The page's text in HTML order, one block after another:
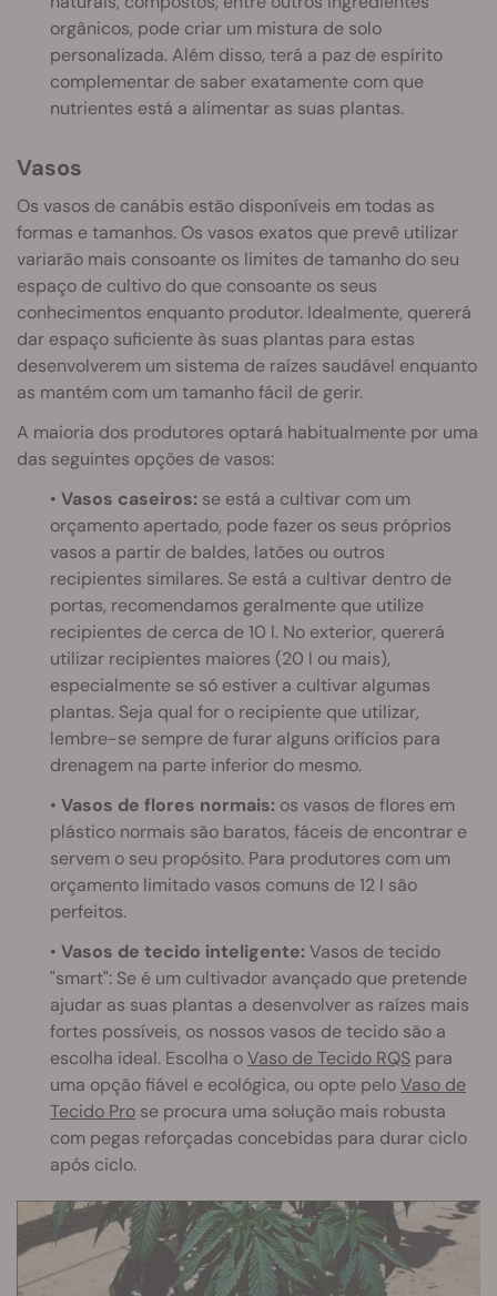
orgânicos, pode criar um mistura de solo
personalizada. Além disso, terá a paz de espírito
complementar de saber exatamente com que
nutrientes está a alimentar as suas plantas.
Vasos
Os vasos de canábis estão disponíveis em todas as
formas e tamanhos. Os vasos exatos que prevê utilizar
variarão mais consoante os limites de tamanho do seu
espaço de cultivo do que consoante os seus
conhecimentos enquanto produtor. Idealmente, quererá
dar espaço suficiente às suas plantas para estas
desenvolverem um sistema de raízes saudável enquanto
as mantém com um tamanho fácil de gerir.
A maioria dos produtores optará habitualmente por uma
das seguintes opções de vasos:
• Vasos caseiros: se está a cultivar com um
orçamento apertado, pode fazer os seus próprios
vasos a partir de baldes, latões ou outros
recipientes similares. Se está a cultivar dentro de
portas, recomendamos geralmente que utilize
recipientes de cerca de 10 l. No exterior, quererá
utilizar recipientes maiores (20 l ou mais),
especialmente se só estiver a cultivar algumas
plantas. Seja qual for o recipiente que utilizar,
lembre-se sempre de furar alguns orifícios para
drenagem na parte inferior do mesmo.
• Vasos de flores normais: os vasos de flores em
plástico normais são baratos, fáceis de encontrar e
servem o seu propósito. Para produtores com um
orçamento limitado vasos comuns de 12 l são
perfeitos.
• Vasos de tecido inteligente: Vasos de tecido
"smart": Se é um cultivador avançado que pretende
ajudar as suas plantas a desenvolver as raízes mais
fortes possíveis, os nossos vasos de tecido são a
escolha ideal. Escolha oVaso de Tecido RQS para
uma opção fiável e ecológica, ou opte peloVaso de
Tecido Pro se procura uma solução mais robusta
com pegas reforçadas concebidas para durar ciclo
após ciclo.